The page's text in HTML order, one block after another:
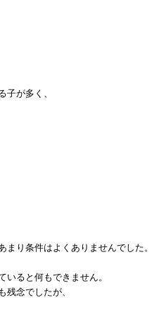
子が多く、
り条件はよくありませんでした。
ると何もできません。
念でしたが、